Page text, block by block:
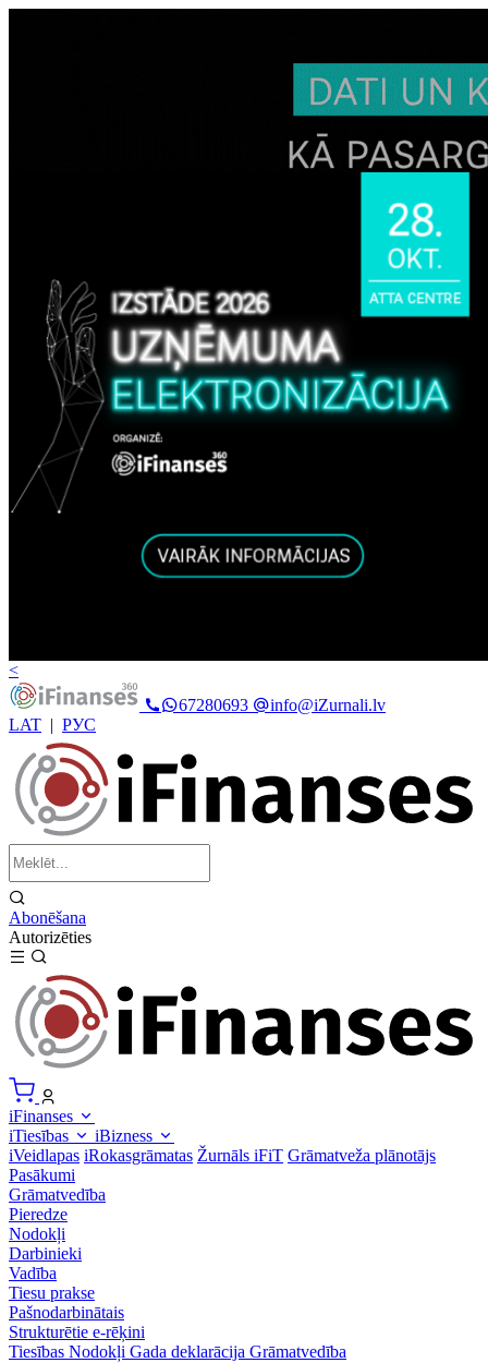
<
67280693
info@iZurnali.lv
LAT | РУС
Abonēšana
Autorizēties
iFinanses
iTiesības
iBizness
iVeidlapas iRokasgrāmatas Žurnāls iFiT Grāmatveža plānotājs
Pasākumi
Grāmatvedība
Pieredze
Nodokļi
Darbinieki
Vadība
Tiesu prakse
Pašnodarbinātais
Strukturētie e-rēķini
Tiesības Nodokļi Gada deklarācija Grāmatvedība